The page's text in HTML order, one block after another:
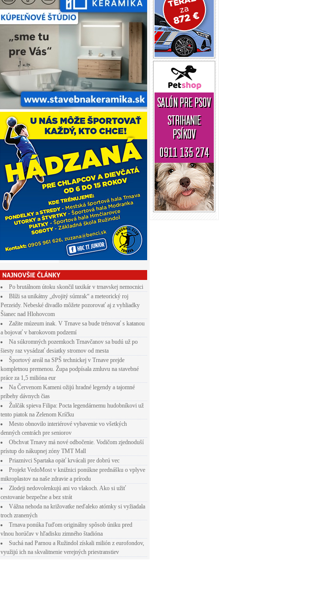
Po brutálnom útoku skončil taxikár v trnavskej nemocnici
Blíži sa unikátny „dvojitý súmrak“ a meteorický roj
Perzeidy. Nebeské divadlo môžete pozorovať aj z vyhliadky
Šianec nad Hlohovcom
Zažite múzeum inak. V Trnave sa bude trénovať s katanou
a bojovať v barokovom podzemí
Na súkromných pozemkoch Trnavčanov sa budú už po
šiesty raz vysádzať desiatky stromov od mesta
Športový areál na SPŠ technickej v Trnave prejde
kompletnou premenou. Župa podpísala zmluvu na stavebné
práce za 1,5 milióna eur
Na Červenom Kameni ožijú hradné legendy a tajomné
príbehy dávnych čias
Žulčák spieva Filipa: Pocta legendárnemu hudobníkovi už
tento piatok na Zelenom Kríčku
Mesto obnovilo interiérové vybavenie vo všetkých
denných centrách pre seniorov
Obchvat Trnavy má nové odbočenie. Vodičom zjednoduší
prístup do nákupnej zóny TMT Mall
Priaznivci Spartaka opäť krvácali pre dobrú vec
Projekt VedoMost v knižnici ponúkne prednášku o vplyve
mikroplastov na naše zdravie a prírodu
Zlodeji nedovolenkujú ani vo vlakoch. Ako si užiť
cestovanie bezpečne a bez strát
Vážna nehoda na križovatke neďaleko atómky si vyžiadala
troch zranených
Trnava ponúka ľuďom originálny spôsob úniku pred
vlnou horúčav v hľadisku zimného štadióna
Suchá nad Parnou a Ružindol získali milión z eurofondov,
využijú ich na skvalitnenie verejných priestranstiev